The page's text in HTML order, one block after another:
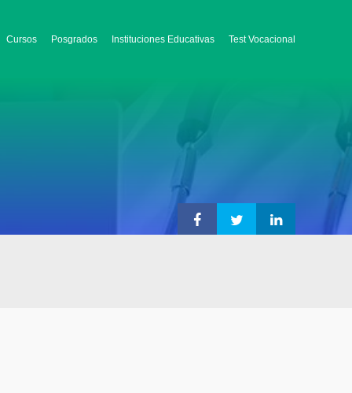
Cursos Posgrados Instituciones Educativas Test Vocacional